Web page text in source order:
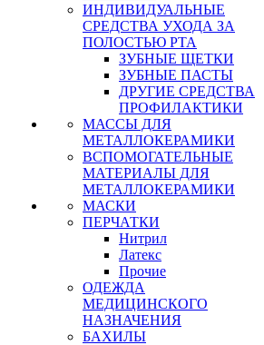
ИНДИВИДУАЛЬНЫЕ
СРЕДСТВА УХОДА ЗА
ПОЛОСТЬЮ РТА
ЗУБНЫЕ ЩЕТКИ
ЗУБНЫЕ ПАСТЫ
ДРУГИЕ СРЕДСТВА
ПРОФИЛАКТИКИ
МАССЫ ДЛЯ
МЕТАЛЛОКЕРАМИКИ
ВСПОМОГАТЕЛЬНЫЕ
МАТЕРИАЛЫ ДЛЯ
МЕТАЛЛОКЕРАМИКИ
МАСКИ
ПЕРЧАТКИ
Нитрил
Латекс
Прочие
ОДЕЖДА
МЕДИЦИНСКОГО
НАЗНАЧЕНИЯ
БАХИЛЫ